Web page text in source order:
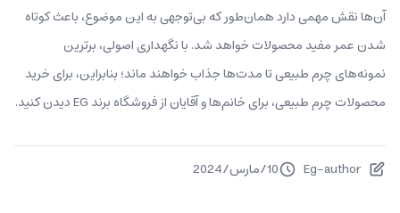
آن‌ها نقش مهمی دارد همان‌طور که بی‌توجهی به این موضوع، باعث کوتاه
شدن عمر مفید محصولات خواهد شد. با نگهداری اصولی، برترین
نمونه‌های چرم طبیعی تا مدت‌ها جذاب خواهند ماند؛ بنابراین، برای خرید
محصولات چرم طبیعی، برای خانم‌ها و آقایان از فروشگاه برند EG دیدن کنید.
Eg-author
10
/مارس/
2024